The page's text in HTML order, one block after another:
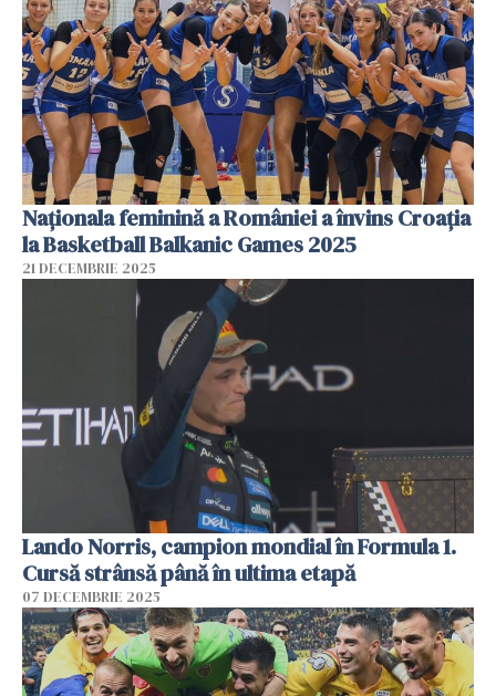
Naționala feminină a României a învins Croația
la Basketball Balkanic Games 2025
21 DECEMBRIE 2025
Lando Norris, campion mondial în Formula 1.
Cursă strânsă până în ultima etapă
07 DECEMBRIE 2025